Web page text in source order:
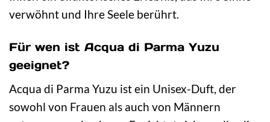
verwöhnt und Ihre Seele berührt.
Für wen ist Acqua di Parma Yuzu
geeignet?
Acqua di Parma Yuzu ist ein Unisex-Duft, der
sowohl von Frauen als auch von Männern